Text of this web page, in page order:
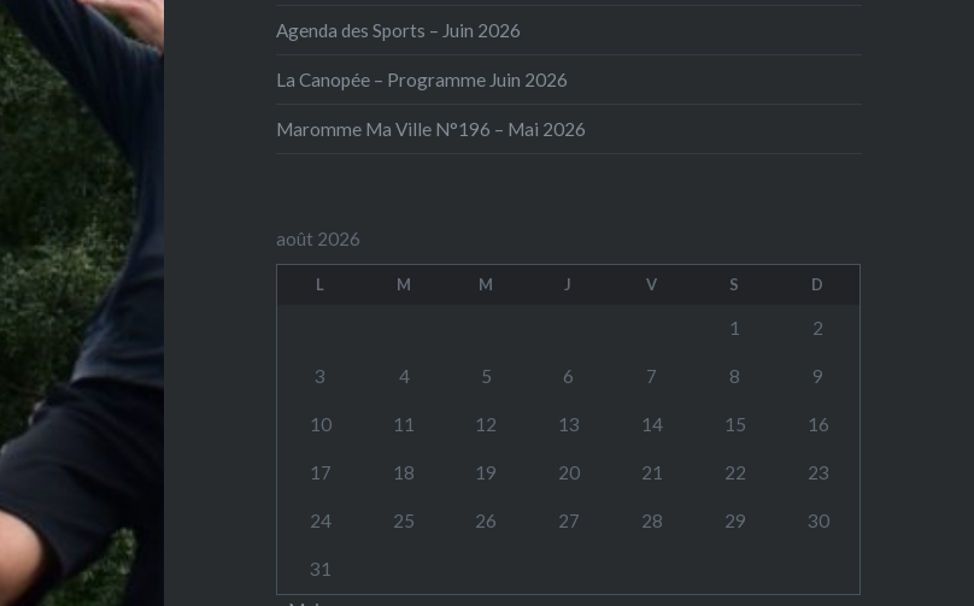
Agenda des Sports – Juin 2026
La Canopée – Programme Juin 2026
Maromme Ma Ville N°196 – Mai 2026
août 2026
L M M J V S D
1 2
3 4 5 6 7 8 9
10 11 12 13 14 15 16
17 18 19 20 21 22 23
24 25 26 27 28 29 30
31